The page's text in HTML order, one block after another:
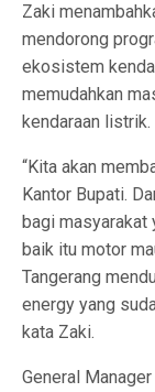
Zaki
mendorong
ekosistem
memudahkan
kendaraan listrik.
“Kita akan
Kantor Bupati.
bagi masyarakat
baik itu motor
Tangerang
energy yang
kata Zaki.
General